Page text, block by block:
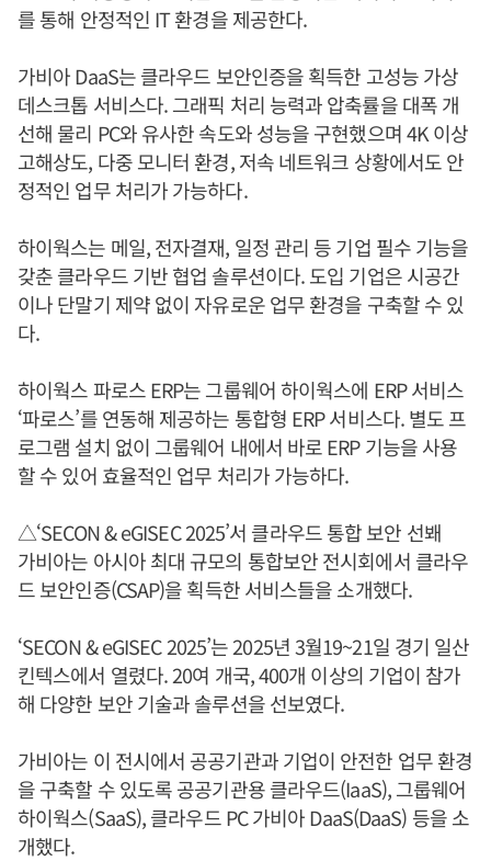
를 통해 안정적인 IT 환경을 제공한다.
가비아 DaaS는 클라우드 보안인증을 획득한 고성능 가상
데스크톱 서비스다. 그래픽 처리 능력과 압축률을 대폭 개
선해 물리 PC와 유사한 속도와 성능을 구현했으며 4K 이상
고해상도, 다중 모니터 환경, 저속 네트워크 상황에서도 안
정적인 업무 처리가 가능하다.
하이웍스는 메일, 전자결재, 일정 관리 등 기업 필수 기능을
갖춘 클라우드 기반 협업 솔루션이다. 도입 기업은 시공간
이나 단말기 제약 없이 자유로운 업무 환경을 구축할 수 있
다.
하이웍스 파로스 ERP는 그룹웨어 하이웍스에 ERP 서비스
‘파로스’를 연동해 제공하는 통합형 ERP 서비스다. 별도 프
로그램 설치 없이 그룹웨어 내에서 바로 ERP 기능을 사용
할 수 있어 효율적인 업무 처리가 가능하다.
△‘SECON & eGISEC 2025’서 클라우드 통합 보안 선봬
가비아는 아시아 최대 규모의 통합보안 전시회에서 클라우
드 보안인증(CSAP)을 획득한 서비스들을 소개했다.
‘SECON & eGISEC 2025’는 2025년 3월19~21일 경기 일산
킨텍스에서 열렸다. 20여 개국, 400개 이상의 기업이 참가
해 다양한 보안 기술과 솔루션을 선보였다.
가비아는 이 전시에서 공공기관과 기업이 안전한 업무 환경
을 구축할 수 있도록 공공기관용 클라우드(IaaS), 그룹웨어
하이웍스(SaaS), 클라우드 PC 가비아 DaaS(DaaS) 등을 소
개했다.